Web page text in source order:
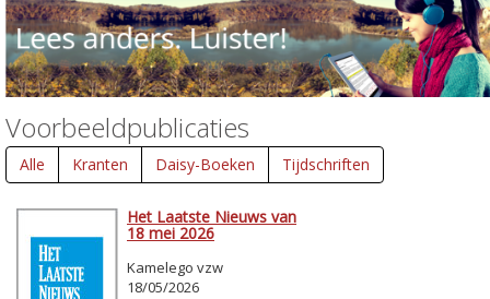
Voorbeeldpublicaties
Alle Kranten Daisy-Boeken Tijdschriften
Het Laatste Nieuws van
18 mei 2026
Kamelego vzw
18/05/2026